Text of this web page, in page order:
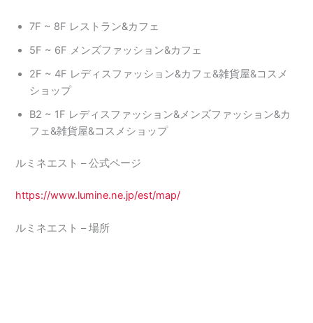
7F ~ 8F レストラン&カフェ
5F ~ 6F メンズファッション&カフェ
2F ~ 4F レディスファッション&カフェ&雑貨屋&コスメ
ショップ
B2 ~ 1F レディスファッション&メンズファッション&カ
フェ&雑貨屋&コスメショップ
ルミネエスト – 公式ページ
https://www.lumine.ne.jp/est/map/
ルミネエスト – 場所